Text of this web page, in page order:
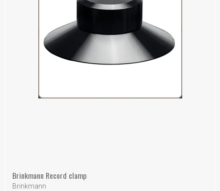
Brinkmann Record clamp
Brinkmann